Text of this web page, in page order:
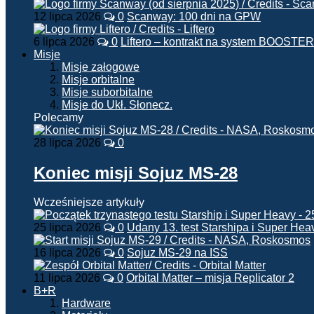
12 lipca 2026 0 Scanway: 100 dni na GPW
6 lipca 2026 0 Liftero – kontrakt na system BOOSTER
Misje
Misje załogowe
Misje orbitalne
Misje suborbitalne
Misje do Ukł. Słonecz.
Polecamy
28 lipca 2026 0
Koniec misji Sojuz MS-28
Wcześniejsze artykuły
25 lipca 2026 0 Udany 13. test Starshipa i Super
16 lipca 2026 0 Sojuz MS-29 na ISS
11 lipca 2026 0 Orbital Matter – misja Replicator 2
B+R
Hardware